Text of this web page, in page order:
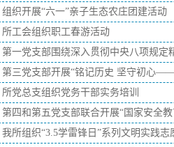
组织开展“六一”亲子生态农庄团建活动
所工会组织职工春游活动
第一党支部围绕深入贯彻中央八项规
第三党支部开展“铭记历史 坚守初心
所党总支组织党务干部实务培训
第四和第五党支部联合开展“国家安全
我所组织“3.5学雷锋日”系列文明实践志